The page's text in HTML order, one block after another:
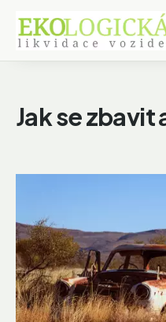
Jak se